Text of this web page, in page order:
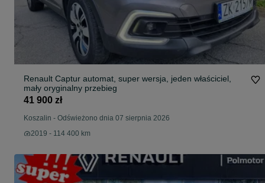
Renault Captur automat, super wersja, jeden właściciel,
mały oryginalny przebieg
41 900 zł
Koszalin - Odświeżono dnia 07 sierpnia 2026
2019 - 114 400 km